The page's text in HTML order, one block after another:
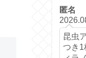
匿名
昆虫
つき1